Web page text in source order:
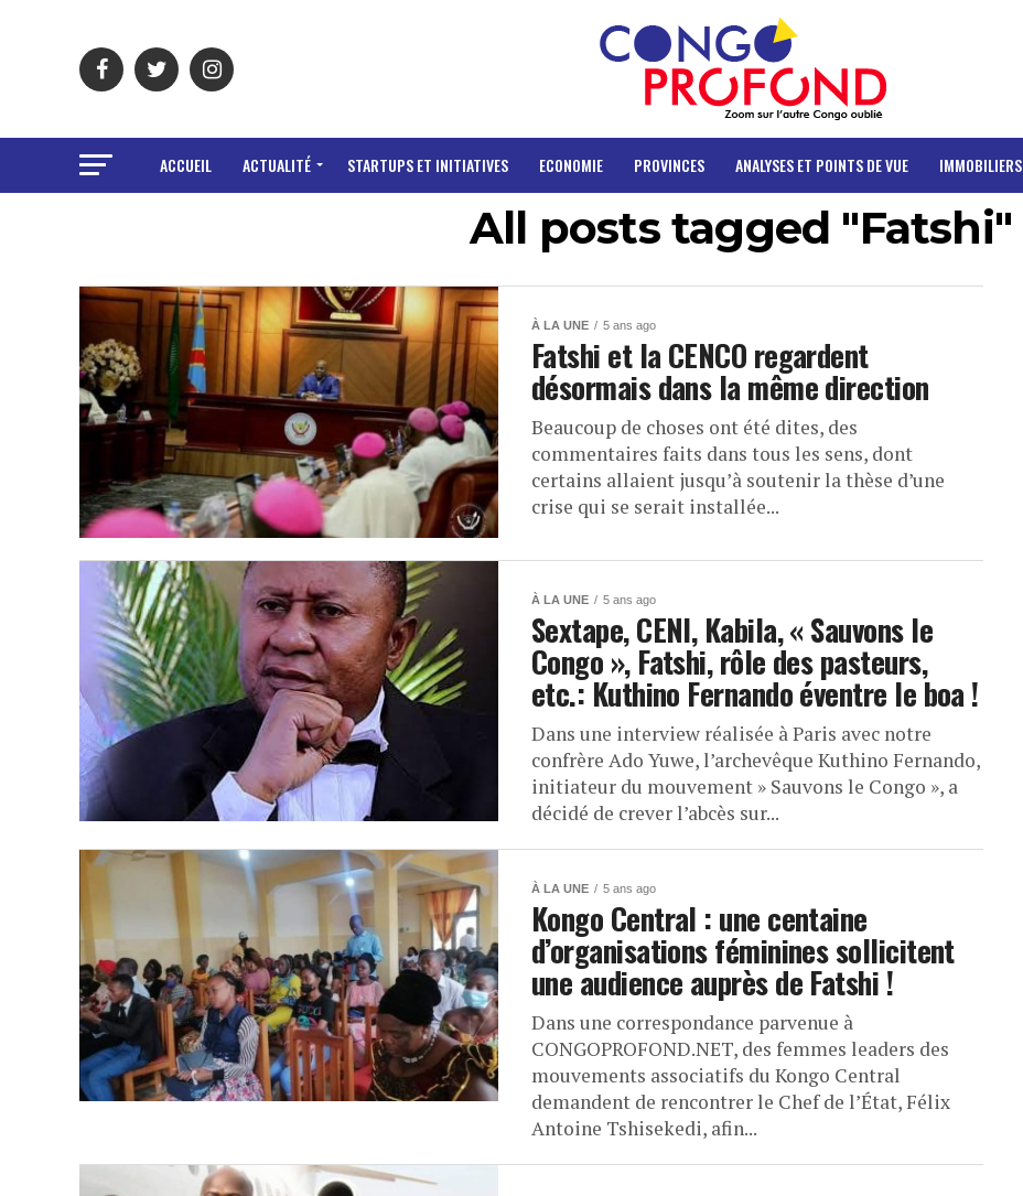
ACCUEIL ACTUALITÉ STARTUPS ET INITIATIVES ECONOMIE PROVINCES ANALYSES ET POINTS DE VUE IMMOBILIERS
All posts tagged "Fatshi"
À LA UNE 5 ans ago
Fatshi et la CENCO regardent
désormais dans la même direction
Beaucoup de choses ont été dites, des
commentaires faits dans tous les sens, dont
certains allaient jusqu’à soutenir la thèse d’une
crise qui se serait installée...
À LA UNE 5 ans ago
Sextape, CENI, Kabila, « Sauvons le
Congo », Fatshi, rôle des pasteurs,
etc.: Kuthino Fernando éventre le boa !
Dans une interview réalisée à Paris avec notre
confrère Ado Yuwe, l’archevêque Kuthino Fernando,
initiateur du mouvement » Sauvons le Congo », a
décidé de crever l’abcès sur...
À LA UNE 5 ans ago
Kongo Central : une centaine
d’organisations féminines sollicitent
une audience auprès de Fatshi !
Dans une correspondance parvenue à
CONGOPROFOND.NET, des femmes leaders des
mouvements associatifs du Kongo Central
demandent de rencontrer le Chef de l’État, Félix
Antoine Tshisekedi, afin...